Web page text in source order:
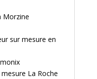
Morzine
sur mesure en
La Roche